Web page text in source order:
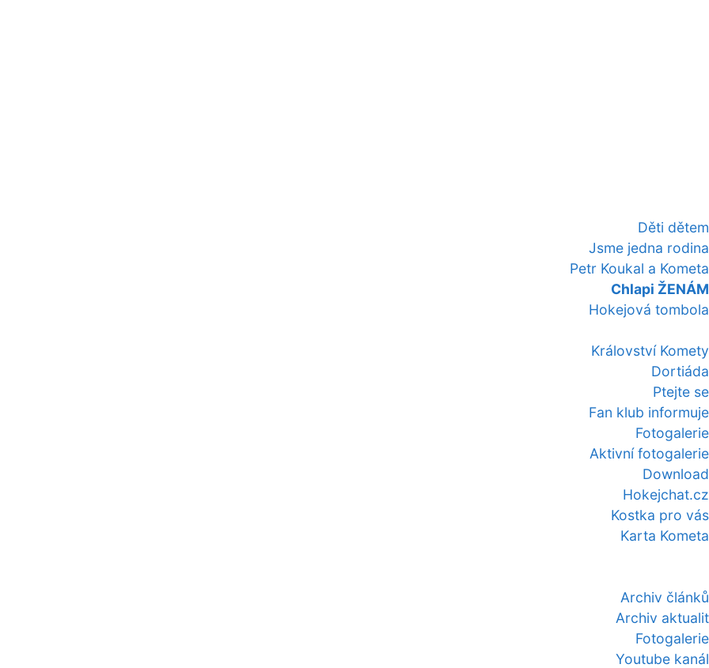
Děti dětem
Jsme jedna rodina
Petr Koukal a Kometa
Chlapi ŽENÁM
Hokejová tombola
Království Komety
Dortiáda
Ptejte se
Fan klub informuje
Fotogalerie
Aktivní fotogalerie
Download
Hokejchat.cz
Kostka pro vás
Karta Kometa
Archiv článků
Archiv aktualit
Fotogalerie
Youtube kanál